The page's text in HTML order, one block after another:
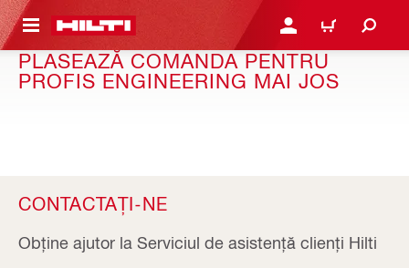
CONTENT CONECTARE SAU
COȘ
PLASEAZĂ COMANDA PENTRU
PROFIS ENGINEERING MAI JOS
CONTACTAȚI-NE
Obține ajutor la Serviciul de asistență clienți Hilti